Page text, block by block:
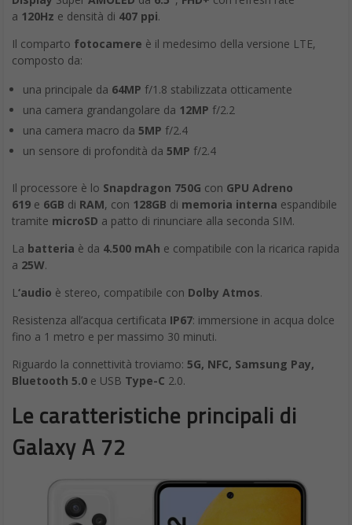
a 120Hz e densità di 407 ppi.
Il comparto fotocamere è il medesimo della versione LTE,
composto da:
una principale da 64MP f/1.8 stabilizzata otticamente
una camera grandangolare da 12MP f/2.2
una camera macro da 5MP f/2.4
un sensore di profondità da 5MP f/2.4
Il processore è lo Snapdragon 750G con GPU Adreno
619 e 6GB di RAM, con 128GB di memoria interna espandibile
tramite microSD a patto di rinunciare alla seconda SIM.
La batteria è da 4.500 mAh e compatibile con la ricarica rapida
a 25W.
L‘audio è stereo, compatibile con Dolby Atmos.
Resistenza all’acqua certificata IP67: immersione in acqua dolce
fino a 1 metro e per massimo 30 minuti.
Riguardo la connettività troviamo: 5G, NFC, Samsung Pay,
Bluetooth 5.0 e USB Type-C 2.0.
Le caratteristiche principali di
Galaxy A 72